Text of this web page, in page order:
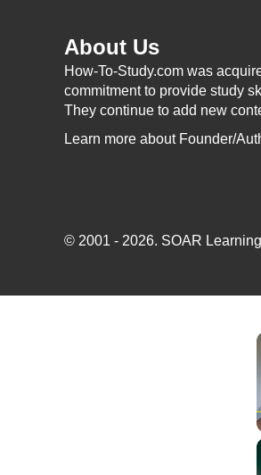
About Us
How-To-Study.com was
commitment to provide study
They continue to add new
Learn more about Founder/
© 2001 - 2026. SOAR